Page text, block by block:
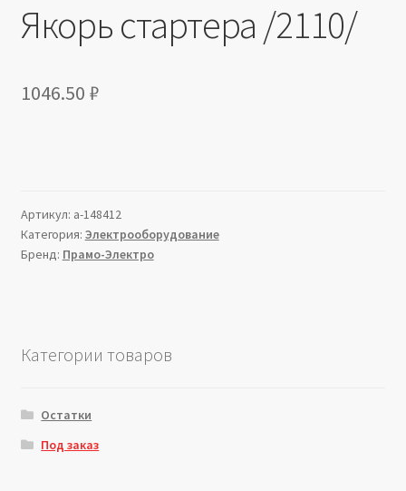
Якорь стартера /2110/
1046.50 ₽
Артикул: a-148412
Категория: Электрооборудование
Бренд: Прамо-Электро
Категории товаров
Остатки
Под заказ